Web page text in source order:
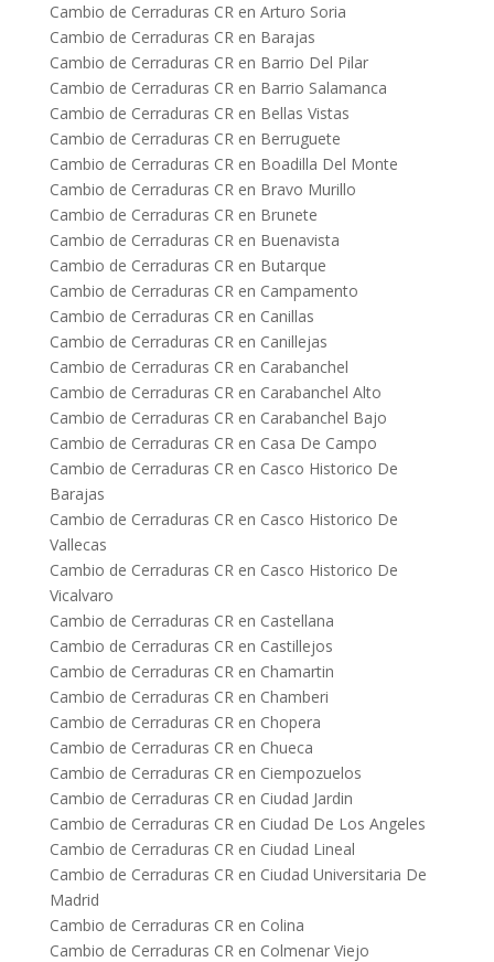
Cambio de Cerraduras CR en Arturo Soria
Cambio de Cerraduras CR en Barajas
Cambio de Cerraduras CR en Barrio Del Pilar
Cambio de Cerraduras CR en Barrio Salamanca
Cambio de Cerraduras CR en Bellas Vistas
Cambio de Cerraduras CR en Berruguete
Cambio de Cerraduras CR en Boadilla Del Monte
Cambio de Cerraduras CR en Bravo Murillo
Cambio de Cerraduras CR en Brunete
Cambio de Cerraduras CR en Buenavista
Cambio de Cerraduras CR en Butarque
Cambio de Cerraduras CR en Campamento
Cambio de Cerraduras CR en Canillas
Cambio de Cerraduras CR en Canillejas
Cambio de Cerraduras CR en Carabanchel
Cambio de Cerraduras CR en Carabanchel Alto
Cambio de Cerraduras CR en Carabanchel Bajo
Cambio de Cerraduras CR en Casa De Campo
Cambio de Cerraduras CR en Casco Historico De
Barajas
Cambio de Cerraduras CR en Casco Historico De
Vallecas
Cambio de Cerraduras CR en Casco Historico De
Vicalvaro
Cambio de Cerraduras CR en Castellana
Cambio de Cerraduras CR en Castillejos
Cambio de Cerraduras CR en Chamartin
Cambio de Cerraduras CR en Chamberi
Cambio de Cerraduras CR en Chopera
Cambio de Cerraduras CR en Chueca
Cambio de Cerraduras CR en Ciempozuelos
Cambio de Cerraduras CR en Ciudad Jardin
Cambio de Cerraduras CR en Ciudad De Los Angeles
Cambio de Cerraduras CR en Ciudad Lineal
Cambio de Cerraduras CR en Ciudad Universitaria De
Madrid
Cambio de Cerraduras CR en Colina
Cambio de Cerraduras CR en Colmenar Viejo